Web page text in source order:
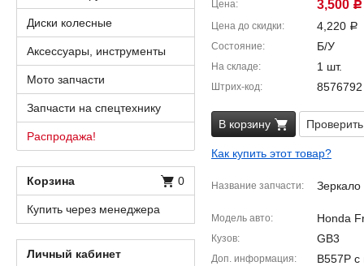
Цена 3,500 Р
Цена до скидки 4,220 Р
Состояние Б/У
На складе 1 шт.
Штрих-код 8576792
В корзину
Как купить этот товар?
Название запчасти Зеркало
Модель авто Honda
Кузов GB3
Доп. информация B557P с
Диски колесные
Аксессуары, инструменты
Мото запчасти
Запчасти на спецтехнику
Распродажа!
Корзина 0
Купить через менеджера
Личный кабинет